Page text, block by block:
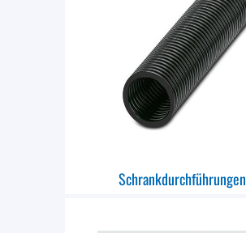
Schrankdurchführungen